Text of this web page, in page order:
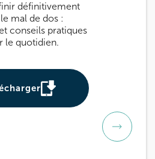
définitivement
mal de dos :
conseils pratiques
le quotidien.